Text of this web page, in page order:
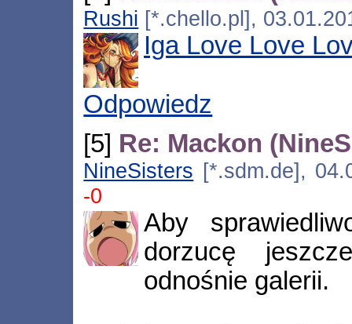
Rushi [*.chello.pl],
Iga Love Love
Odpowiedz
[5] Re: Mackon
NineSisters [*.sdm.de],
-0
Aby
dorzucę
odnośnie galerii.